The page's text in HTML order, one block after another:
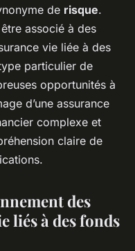
de risque.
associé à des
vie liée à des
particulier de
opportunités à
d’une assurance
complexe et
claire de
des
liés à des fonds